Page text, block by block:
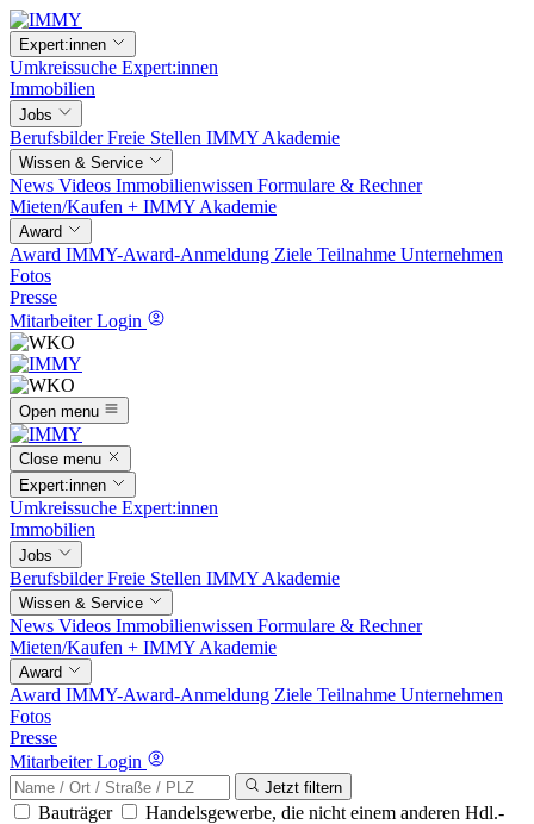
Expert:innen
Umkreissuche Expert:innen
Immobilien
Jobs
BerufsbilderFreie Stellen IMMY Akademie
Wissen & Service
News Videos Immobilienwissen Formulare & Rechner
Mieten/Kaufen + IMMY Akademie
Award
Award IMMY-Award-Anmeldung Ziele Teilnahme Unternehmen
Fotos
Presse
Mitarbeiter Login
Open menu
Close menu
Expert:innen
Umkreissuche Expert:innen
Immobilien
Jobs
BerufsbilderFreie Stellen IMMY Akademie
Wissen & Service
News Videos Immobilienwissen Formulare & Rechner
Mieten/Kaufen + IMMY Akademie
Award
Award IMMY-Award-Anmeldung Ziele Teilnahme Unternehmen
Fotos
Presse
Mitarbeiter Login
Jetzt filtern
Bauträger
Handelsgewerbe, die nicht einem anderen Hdl.-